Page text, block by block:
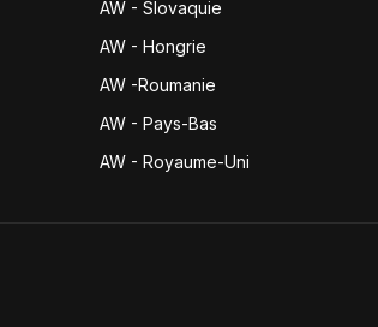
AW - Slovaquie
AW - Hongrie
AW -Roumanie
AW - Pays-Bas
AW - Royaume-Uni